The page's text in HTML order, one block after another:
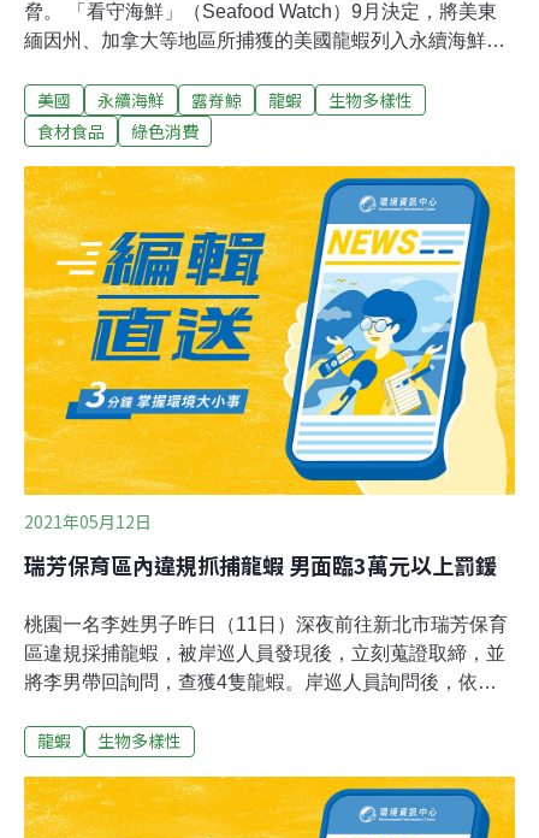
脅。 「看守海鮮」（Seafood Watch）9月決定，將美東
緬因州、加拿大等地區所捕獲的美國龍蝦列入永續海鮮指
西洋露脊鯨（North Atlantic Right Whales，學名：
Eubalaena glacialis）全球剩不到340隻。牠們的遷徙路徑
籠，會在海面放置浮球，並以繩索線連接浮球與蝦籠。研
究指出，露脊鯨遷徙的途中，有將近100萬條這樣垂直於
海面的繩索（刺網、浮球與龍蝦籠的連接繩）。繩索纏繞
與船隻撞擊是牠們生存的兩大威脅。
美國 永續海鮮 露脊鯨 龍蝦
生物多樣性
食材食品
綠色消費
2021年05月12日
瑞芳保育區內違規抓捕龍蝦 男面臨3萬元以上罰鍰
桃園一名李姓男子昨日（11日）深夜前往新北市瑞芳保育
區違規採捕龍蝦，被岸巡人員發現後，立刻蒐證取締，並
將李男帶回詢問，查獲4隻龍蝦。岸巡人員詢問後，依違
萬元以上至15萬元以下罰鍰。第二岸巡隊深澳安檢所執勤
立即蒐證並上前取締，經查李男違規採捕4隻龍蝦，將他
帶回安檢所詢問。岸巡隊員指出，依新北市政府所訂「瑞
龍蝦 生物多樣性